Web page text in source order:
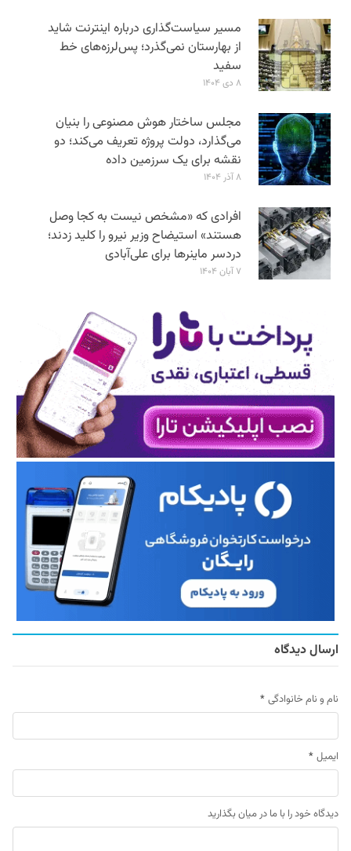
مسیر سیاست‌گذاری درباره اینترنت شاید
از بهارستان نمی‌گذرد؛ پس‌لرزه‌های خط
سفید
۸ دی ۱۴۰۴
مجلس ساختار هوش مصنوعی را بنیان
می‌گذارد، دولت پروژه تعریف می‌کند؛ دو
نقشه برای یک سرزمین داده
۸ آذر ۱۴۰۴
افرادی که «مشخص نیست به کجا وصل
هستند» استیضاح وزیر نیرو را کلید زدند؛
دردسر ماینرها برای علی‌آبادی
۷ آبان ۱۴۰۴
ارسال دیدگاه
نام و نام خانوادگی *
ایمیل *
دیدگاه خود را با ما در میان بگذارید